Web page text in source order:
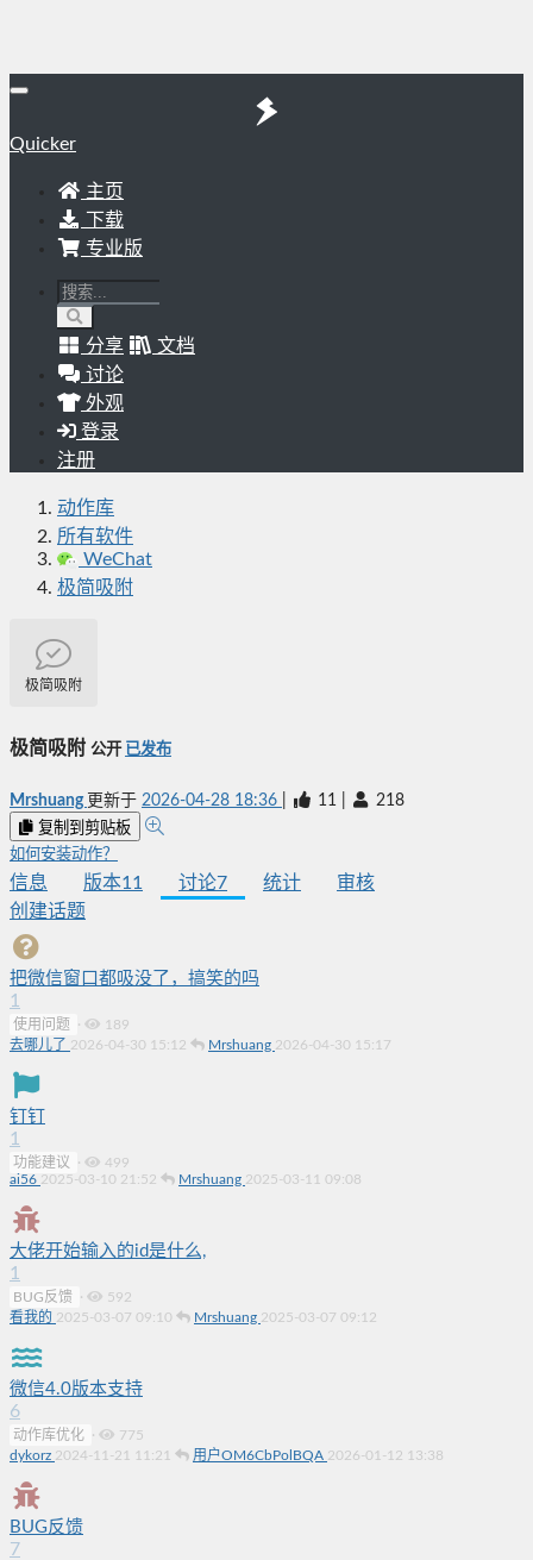
Quicker
主页
下载
专业版
分享
文档
讨论
外观
登录
注册
动作库
所有软件
WeChat
极简吸附
极简吸附
极简吸附 公开 已发布
Mrshuang 更新于 2026-04-28 18:36 11 218
复制到剪贴板
如何安装动作？
信息 版本11 讨论7 统计
审核
创建话题
把微信窗口都吸没了，搞笑的吗
1
使用问题 ·
189
去哪儿了 2026-04-30 15:12 Mrshuang 2026-04-30 15:17
钉钉
1
功能建议 ·
499
ai56 2025-03-10 21:52 Mrshuang 2025-03-11 09:08
大佬开始输入的id是什么,
1
BUG反馈 ·
592
看我的 2025-03-07 09:10 Mrshuang 2025-03-07 09:12
微信4.0版本支持
6
动作库优化 ·
775
dykorz 2024-11-21 11:21 用户OM6CbPolBQA 2026-01-12 13:38
BUG反馈
7